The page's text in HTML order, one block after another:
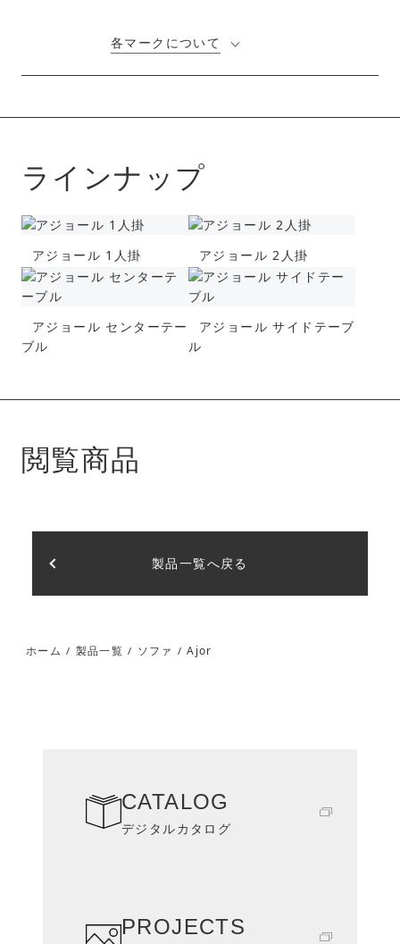
各マークについて
ラインナップ
アジョール 1人掛 アジョール 2人掛
アジョール センターテー
ブル
アジョール サイドテーブ
ル
閲覧商品
製品一覧へ戻る
ホーム / 製品一覧 / ソファ / Ajor
CATALOG
デジタルカタログ
PROJECTS